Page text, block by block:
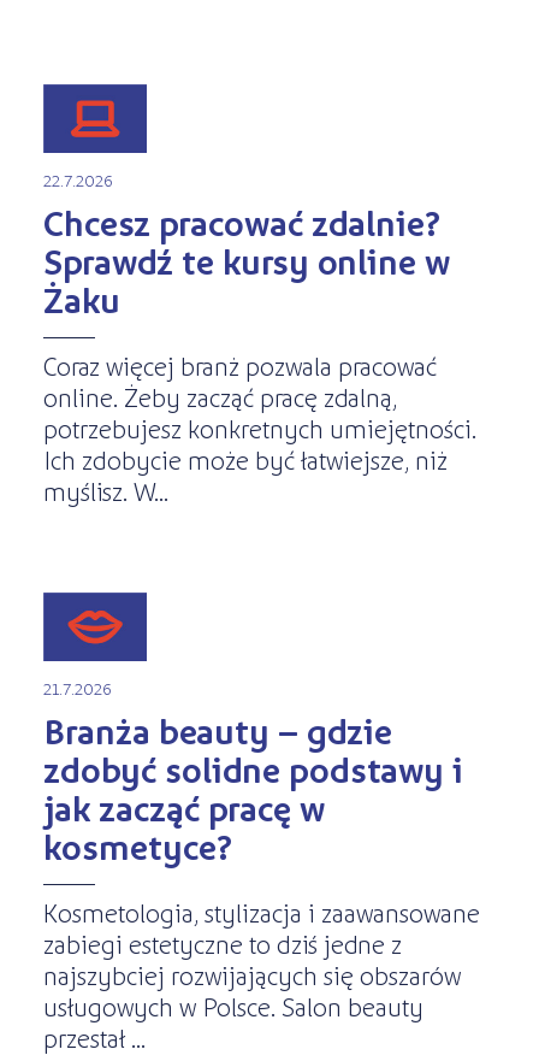
22.7.2026
Chcesz pracować zdalnie?
Sprawdź te kursy online w
Żaku
Coraz więcej branż pozwala pracować
online. Żeby zacząć pracę zdalną,
potrzebujesz konkretnych umiejętności.
Ich zdobycie może być łatwiejsze, niż
myślisz. W...
21.7.2026
Branża beauty – gdzie
zdobyć solidne podstawy i
jak zacząć pracę w
kosmetyce?
Kosmetologia, stylizacja i zaawansowane
zabiegi estetyczne to dziś jedne z
najszybciej rozwijających się obszarów
usługowych w Polsce. Salon beauty
przestał ...